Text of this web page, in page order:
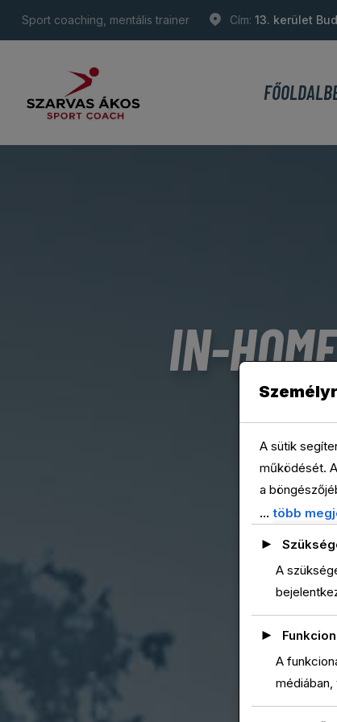
Sport coaching, mentális trainer Cím: 13. kerület
FŐOLDAL
IN-
A sütik
működését.
a
GDPR
ezeket a
...több
►
A
►
A